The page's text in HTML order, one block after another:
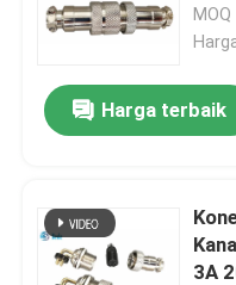
Harga terbaik
3A